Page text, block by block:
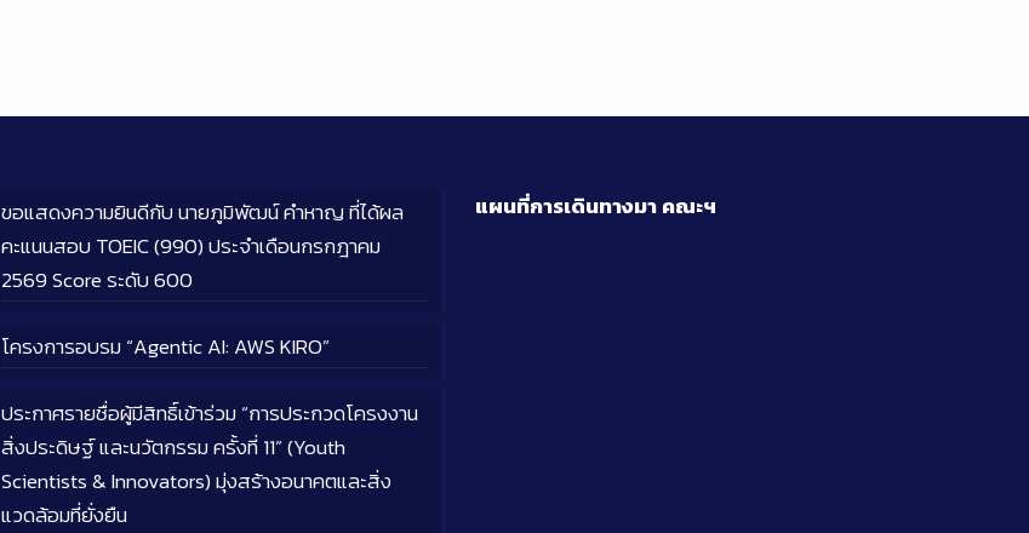
ขอแสดงความยินดีกับ นายภูมิพัฒน์ คำหาญ ที่ได้ผล
คะแนนสอบ TOEIC (990) ประจำเดือนกรกฎาคม
2569 Score ระดับ 600
โครงการอบรม “Agentic AI: AWS KIRO”
ประกาศรายชื่อผู้มีสิทธิ์เข้าร่วม “การประกวดโครงงาน
สิ่งประดิษฐ์ และนวัตกรรม ครั้งที่ 11” (Youth
Scientists & Innovators) มุ่งสร้างอนาคตและสิ่ง
แวดล้อมที่ยั่งยืน
แผนที่การเดินทางมาคณะฯ